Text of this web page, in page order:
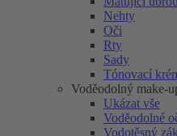
Nehty
Oči
Rty
Sady
Tónovací
Voděodolný make-
Ukázat vše
Voděodolné
Vodotěsný